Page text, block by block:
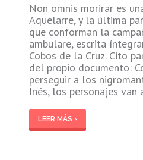
Non omnis morirar es
Aquelarre, y la última
que conforman la
ambulare, escrita
Cobos de la Cruz. Cito
del propio documento:
perseguir a los
Inés, los personajes van
LEER MÁS ›